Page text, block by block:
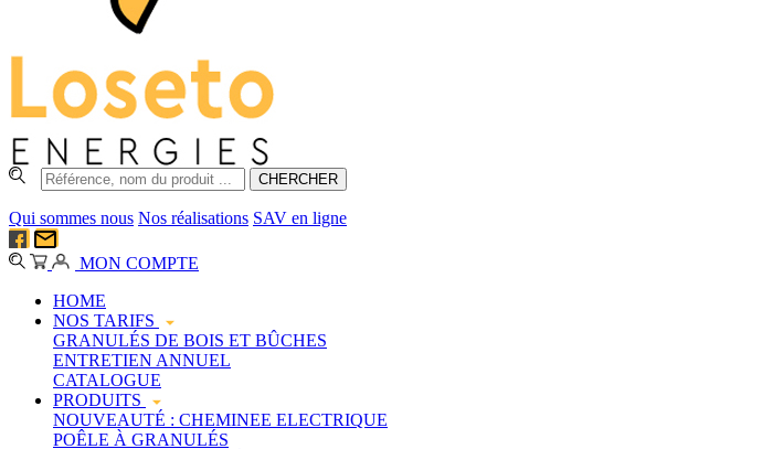
Qui sommes nous Nos réalisations SAV en ligne
MON COMPTE
HOME
NOS TARIFS
GRANULÉS DE BOIS ET BÛCHES
ENTRETIEN ANNUEL
CATALOGUE
PRODUITS
NOUVEAUTÉ : CHEMINEE ELECTRIQUE
POÊLE À GRANULÉS